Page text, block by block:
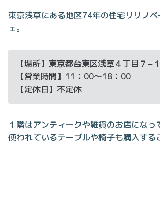
東京浅草にある地区74年の住宅リリノベ
ェ。
【場所】東京都台東区浅草４丁目７−
【営業時間】11：00～18：00
【定休日】不定休
１階はアンティークや雑貨のお店になっ
使われているテーブルや椅子も購入する